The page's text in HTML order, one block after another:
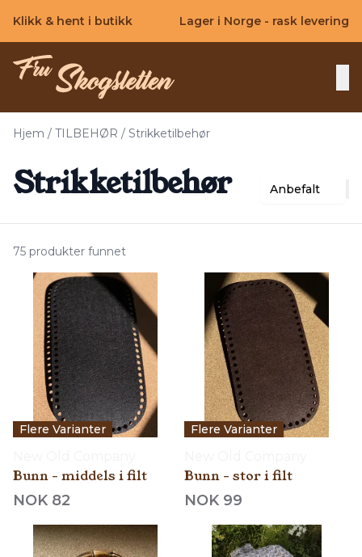
Klikk & hent i butikk Lager i Norge - rask levering
Hjem / TILBEHØR / Strikketilbehør
Strikketilbehør Anbefalt
75 produkter funnet
Flere Varianter
Bunn - middels i filt
NOK 82
Flere Varianter
Bunn - stor i filt
NOK 99